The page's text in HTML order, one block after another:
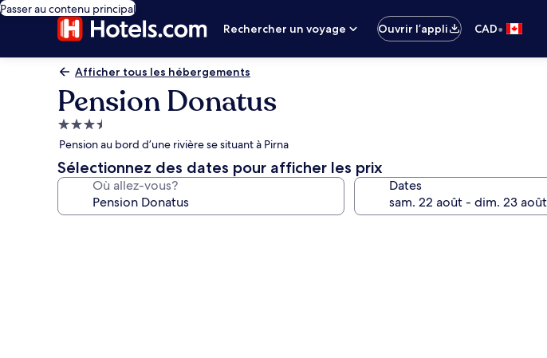
Passer au contenu principal
Rechercher un voyage
Ouvrir l’appli CAD•
Afficher tous les hébergements
Pension Donatus
Hébergement
3.5 étoiles
Pension au bord d’une rivière se situant à Pirna
Sélectionnez des dates pour afficher les prix
Où allez-vous? Dates